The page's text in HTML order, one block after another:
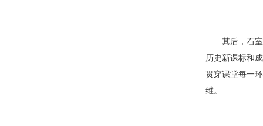
其后，石
历史新课标和
贯穿课堂每一
维。